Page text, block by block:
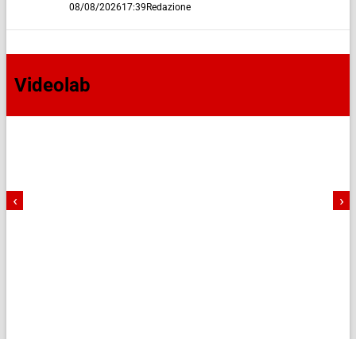
08/08/202617:39 Redazione
Videolab
‹ ›